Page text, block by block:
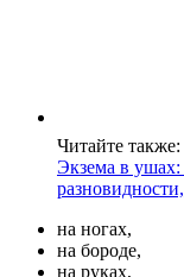
Читайте также:
Экзема в
на ногах,
на бороде,
на руках,